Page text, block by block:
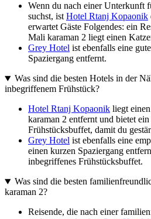
Wenn du nach einer Unterkunft
suchst, istHotel Rtanj Kopaonik
erwartet Gäste Folgendes: ein
Mali karaman 2 liegt einen
Grey Hotel ist ebenfalls eine
Spaziergang entfernt.
Was sind die besten Hotels in der
inbegriffenem Frühstück?
Hotel Rtanj Kopaonik liegt
karaman 2 entfernt und bietet
Frühstücksbuffet, damit du
Grey Hotel ist ebenfalls eine
einen kurzen Spaziergang
inbegriffenes Frühstücksbuffet.
Was sind die besten
karaman 2?
Reisende, die nach einer